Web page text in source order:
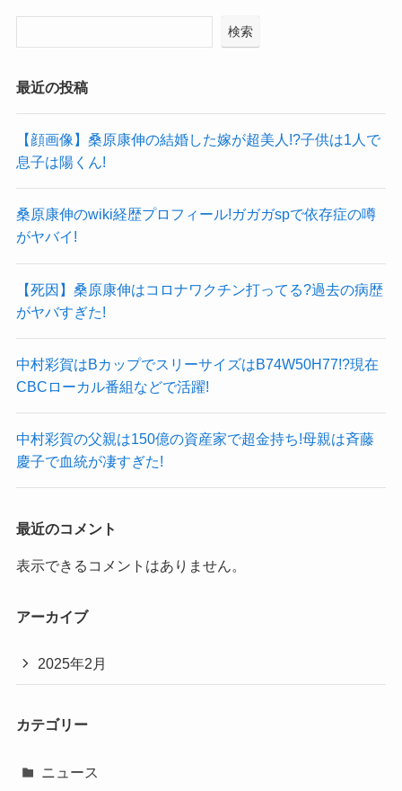
検索
最近の投稿
【顔画像】桑原康伸の結婚した嫁が超美人!?子供は1人で
息子は陽くん!
桑原康伸のwiki経歴プロフィール!ガガガspで依存症の噂
がヤバイ!
【死因】桑原康伸はコロナワクチン打ってる?過去の病歴
がヤバすぎた!
中村彩賀はBカップでスリーサイズはB74W50H77!?現在
CBCローカル番組などで活躍!
中村彩賀の父親は150億の資産家で超金持ち!母親は斉藤
慶子で血統が凄すぎた!
最近のコメント
表示できるコメントはありません。
アーカイブ
2025年2月
カテゴリー
ニュース